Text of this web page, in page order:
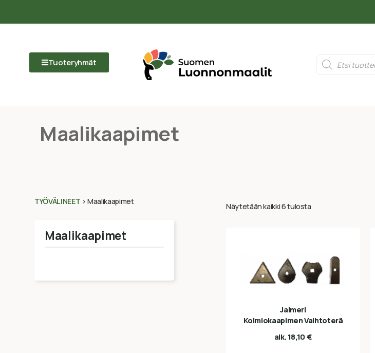
Tuoteryhmät
Maalikaapimet
TYÖVÄLINEET >Maalikaapimet
Maalikaapimet
Näytetään kaikki 6 tulosta
Jalmeri
Kolmiokaapimen Vaihtoterä
alk. 18,10 €